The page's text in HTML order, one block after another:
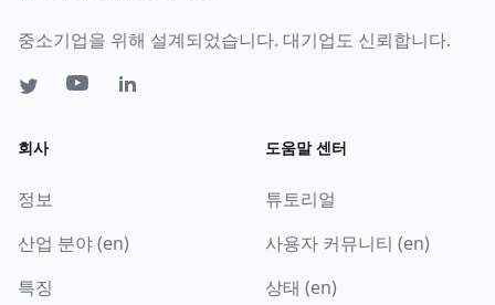
중소기업을 위해 설계되었습니다. 대기업도 신뢰합니다.
회사
정보
산업 분야 (en)
특징
도움말 센터
튜토리얼
사용자 커뮤니티 (en)
상태 (en)